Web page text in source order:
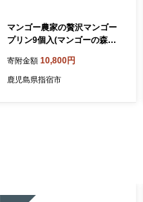
マンゴー農家の贅沢マンゴー
プリン9個入(マンゴーの森/I
寄附金額 10,800円
鹿児島県指宿市